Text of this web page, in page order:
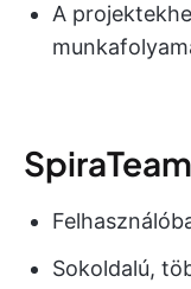
A
Sokoldalú,